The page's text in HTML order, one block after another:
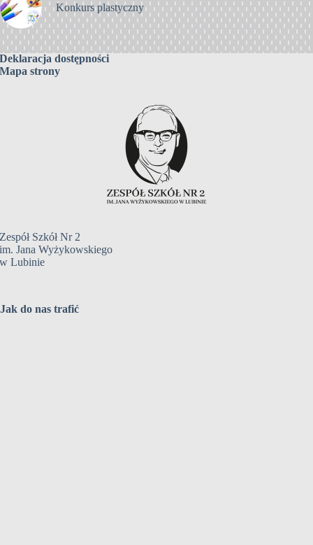
Konkurs plastyczny
Deklaracja dostępności
Mapa strony
Zespół Szkół Nr 2
im. Jana Wyżykowskiego
w Lubinie
Jak do nas trafić